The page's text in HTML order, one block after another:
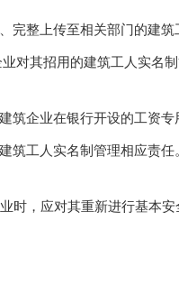
整上传至相关部门的建筑
对其招用的建筑工人实名
企业在银行开设的工资专
筑工人实名制管理相应责
时，应对其重新进行基本